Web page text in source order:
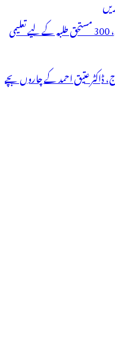
شادی کے غیر ضروری اخراجات میں کمی، 300 مستحق طلبہ کے لیے تعلیمی
ڈاکٹر عتیق احمد کے چاروں بچے